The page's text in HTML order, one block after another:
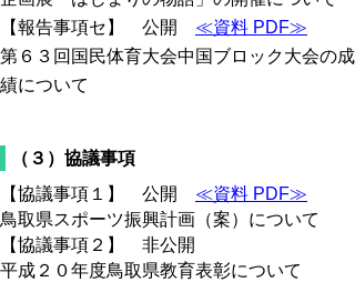
【報告事項セ】 公開 ≪資料 PDF≫
第６３回国民体育大会中国ブロック大会の成
績について
（３）協議事項
【協議事項１】 公開 ≪資料 PDF≫
鳥取県スポーツ振興計画（案）について
【協議事項２】 非公開
平成２０年度鳥取県教育表彰について